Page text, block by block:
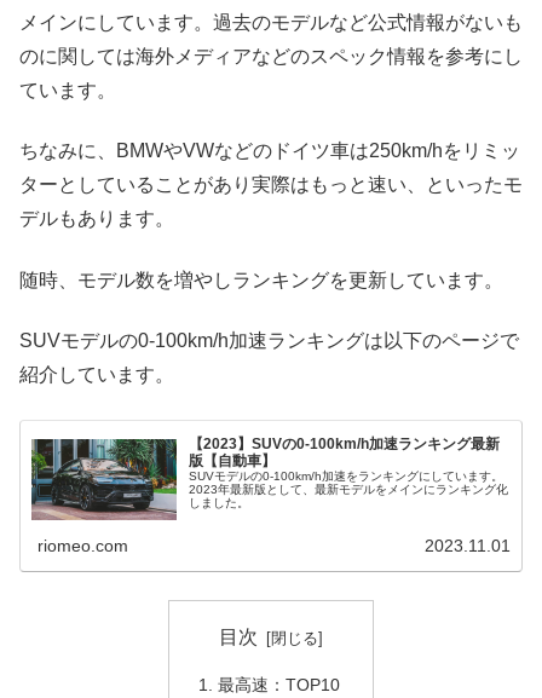
メインにしています。過去のモデルなど公式情報がないも
のに関しては海外メディアなどのスペック情報を参考にし
ています。
ちなみに、BMWやVWなどのドイツ車は250km/hをリミッ
ターとしていることがあり実際はもっと速い、といったモ
デルもあります。
随時、モデル数を増やしランキングを更新しています。
SUVモデルの0-100km/h加速ランキングは以下のページで
紹介しています。
【2023】SUVの0-100km/h加速ランキング最新
版【自動車】
SUVモデルの0-100km/h加速をランキングにしています。
2023年最新版として、最新モデルをメインにランキング化
しました。
riomeo.com 2023.11.01
目次
最高速：TOP10